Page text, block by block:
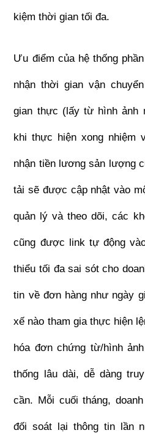
kiệm thời gian tối đa.
Ưu điểm của hệ thống
nhận thời gian vận
gian thực (lấy từ hình ảnh
khi thực hiện xong nhiệm
nhận tiền lương sản lượng
tải sẽ được cập nhật vào
quản lý và theo dõi, các
cũng được link tự động
thiểu tối đa sai sót cho
tin về đơn hàng như ngày
xế nào tham gia thực hiện
hóa đơn chứng từ/hình
thống lâu dài, dễ dàng
cần. Mỗi cuối tháng,
đối soát lại thông tin lần